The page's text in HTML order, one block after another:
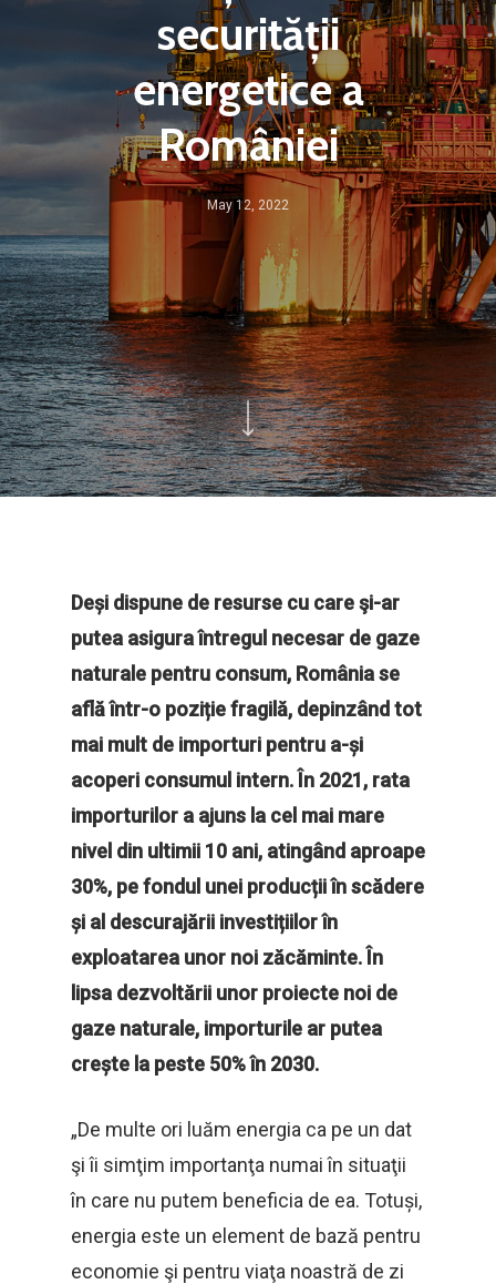
securității
energetice a
României
May 12, 2022
Deși dispune de resurse cu care şi-ar
putea asigura întregul necesar de gaze
naturale pentru consum, România se
află într-o poziție fragilă, depinzând tot
mai mult de importuri pentru a-și
acoperi consumul intern. În 2021, rata
importurilor a ajuns la cel mai mare
nivel din ultimii 10 ani, atingând aproape
30%, pe fondul unei producții în scădere
și al descurajării investițiilor în
exploatarea unor noi zăcăminte. În
lipsa dezvoltării unor proiecte noi de
gaze naturale, importurile ar putea
crește la peste 50% în 2030.
„De multe ori luăm energia ca pe un dat
şi îi simţim importanţa numai în situaţii
în care nu putem beneficia de ea. Totuși,
energia este un element de bază pentru
economie şi pentru viaţa noastră de zi